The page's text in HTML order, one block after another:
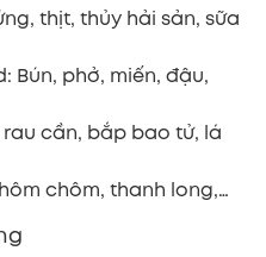
thịt, thủy hải sản, sữa
Bún, phở, miến, đậu,
rau cần, bắp bao tử, lá
chôm, thanh long,…